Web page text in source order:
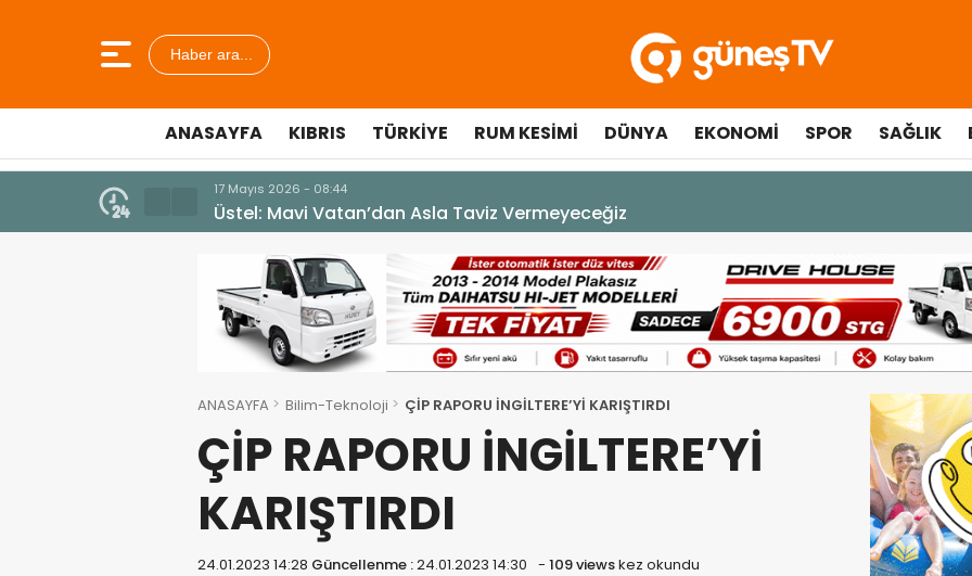
Haber ara...
ANASAYFA KIBRIS TÜRKIYE RUM KESIMI DÜNYA EKONOMI SPOR SAĞLIK
7 Ağustos 2026 - 12:36
ÜSTEL: “ERENKÖY RUHU SONSUZA DEK YAŞAYACAK”
ANASAYFA Bilim-Teknoloji ÇİP RAPORU İNGİLTERE’Yİ KARIŞTIRDI
ÇİP RAPORU İNGİLTERE’Yİ
KARIŞTIRDI
24.01.2023 14:28 Güncellenme :24.01.2023 14:30 - 109 viewskez okundu